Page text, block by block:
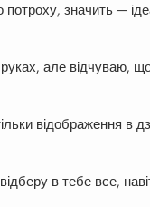
потроху, значить —
але відчуваю,
відображення в
в тебе все,